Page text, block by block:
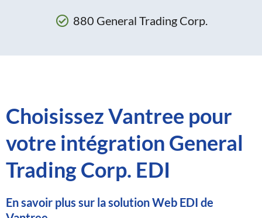
880 General Trading Corp.
Choisissez Vantree pour
votre intégration General
Trading Corp. EDI
En savoir plus sur la solution Web EDI de